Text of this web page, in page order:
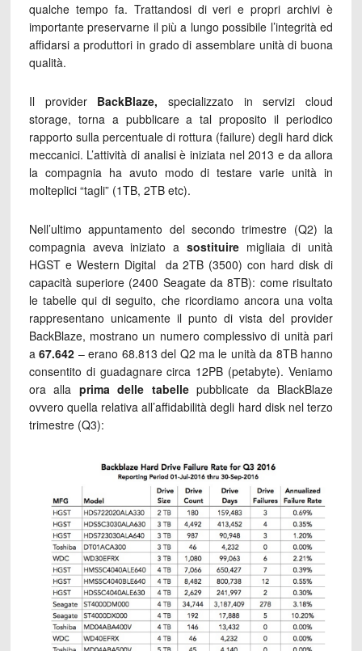
qualche tempo fa. Trattandosi di veri e propri archivi è
importante preservarne il più a lungo possibile l’integrità ed
affidarsi a produttori in grado di assemblare unità di buona
qualità.
Il provider BackBlaze, specializzato in servizi cloud
storage, torna a pubblicare a tal proposito il periodico
rapporto sulla percentuale di rottura (failure) degli hard dick
meccanici. L’attività di analisi è iniziata nel 2013 e da allora
la compagnia ha avuto modo di testare varie unità in
molteplici “tagli” (1TB, 2TB etc).
Nell’ultimo appuntamento del secondo trimestre (Q2) la
compagnia aveva iniziato a sostituiremigliaia di unità
HGST e Western Digital da 2TB (3500) con hard disk di
capacità superiore (2400 Seagate da 8TB): come risultato
le tabelle qui di seguito, che ricordiamo ancora una volta
rappresentano unicamente il punto di vista del provider
BackBlaze, mostrano un numero complessivo di unità pari
a67.642 – erano 68.813 del Q2 ma le unità da 8TB hanno
consentito di guadagnare circa 12PB (petabyte). Veniamo
ora alla prima delle tabellepubblicate da BlackBlaze
ovvero quella relativa all’affidabilità degli hard disk nel terzo
trimestre (Q3):